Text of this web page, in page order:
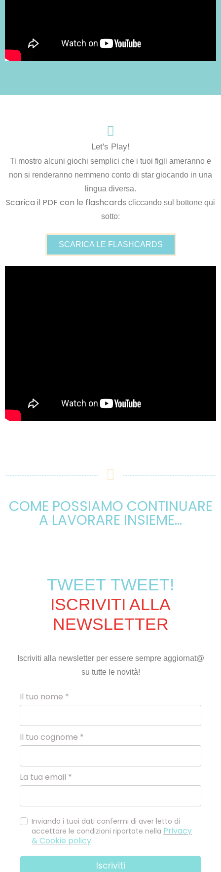
Let's Play!
Ti mostro alcuni giochi semplici che i tuoi figli ameranno e
non si renderanno nemmeno conto di star giocando in una
lingua diversa.
Scarica il PDF con le flashcards cliccando sul bottone qui
sotto:
SCARICA LE FLASHCARDS
COME POSSIAMO CONTINUARE
A LAVORARE INSIEME...
TWEET TWEET!
ISCRIVITI ALLA
NEWSLETTER
Iscriviti alla newsletter per essere sempre aggiornat@
su tutte le novità!
Il tuo nome *
Il tuo cognome *
La tua email *
Inviando i tuoi dati confermi di aver letto di
accettare le condizioni riportate nella Privacy
& Cookie policy
Iscriviti